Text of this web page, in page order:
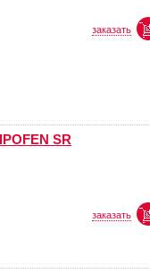
заказать
SR
заказать